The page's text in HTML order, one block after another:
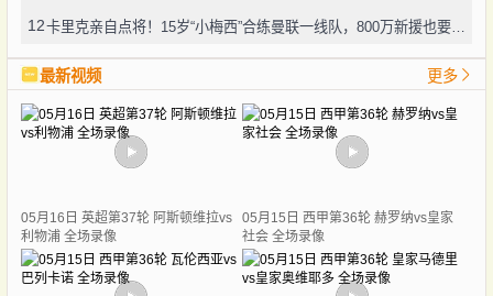
12 卡里克亲自点将！15岁“小梅西”合练曼联一线队，800万新援也要露脸
最新视频 更多
05月16日 英超第37轮 阿斯顿维拉vs
利物浦 全场录像
05月15日 西甲第36轮 赫罗纳vs皇家
社会 全场录像